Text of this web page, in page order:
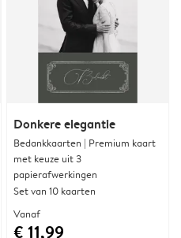
Donkere elegantie
Bedankkaarten | Premium kaart
met keuze uit 3
papierafwerkingen
Set van 10 kaarten
Vanaf
€ 11,99